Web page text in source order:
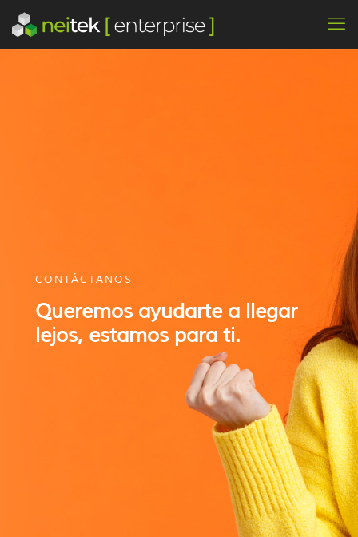
CONTÁCTANOS
Queremos ayudarte a llegar
lejos, estamos para ti.